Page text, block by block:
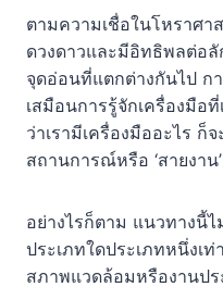
คำถามที่พบบ่อย (FAQ)
การเลือกงานตามวันเ
ถ้างานที่ทำอยู่ไม่ตรง
นอกจากวันเกิดแล้ว คว
คนเกิดวันเดียวกันจะ
คนหรือไม่?
ตามความเชื่อในโหราศา
ดวงดาวและมีอิทธิพลต่อ
จุดอ่อนที่แตกต่างกันไป ก
เสมือนการรู้จักเครื่องมือที่
ว่าเรามีเครื่องมืออะไร ก็
สถานการณ์หรือ ‘สายงา
อย่างไรก็ตาม แนวทางนี้
ประเภทใดประเภทหนึ่งเ
สภาพแวดล้อมหรืองานป